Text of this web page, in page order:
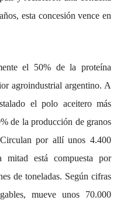
esta concesión vence en
el 50% de la proteína
agroindustrial argentino. A
el polo aceitero más
de la producción de granos
por allí unos 4.400
mitad está compuesta por
de toneladas. Según cifras
mueve unos 70.000